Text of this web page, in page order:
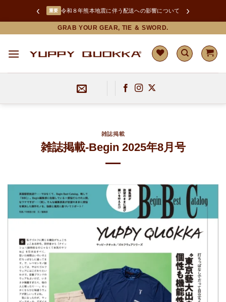
‹ 重要 令和８年熊本地震に伴う配送への影響について ›
content
GRAB YOUR GEAR, TIE ＆ SWORD.
雑誌掲載
雑誌掲載-Begin 2025年8月号